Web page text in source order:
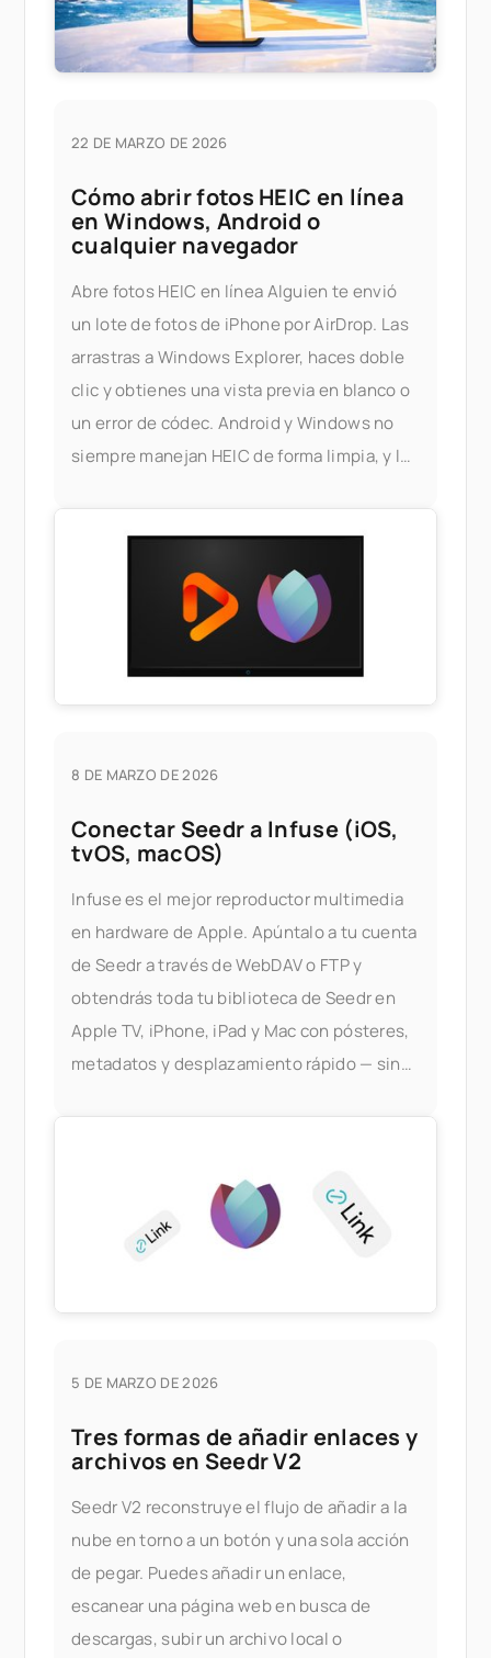
22 DE MARZO DE 2026
Cómo abrir fotos HEIC en línea
en Windows, Android o
cualquier navegador
Abre fotos HEIC en línea Alguien te envió
un lote de fotos de iPhone por AirDrop. Las
arrastras a Windows Explorer, haces doble
clic y obtienes una vista previa en blanco o
un error de códec. Android y Windows no
siempre manejan HEIC de forma limpia, y la
8 DE MARZO DE 2026
Conectar Seedr a Infuse (iOS,
tvOS, macOS)
Infuse es el mejor reproductor multimedia
en hardware de Apple. Apúntalo a tu cuenta
de Seedr a través de WebDAV o FTP y
obtendrás toda tu biblioteca de Seedr en
Apple TV, iPhone, iPad y Mac con pósteres,
metadatos y desplazamiento rápido — sin
5 DE MARZO DE 2026
Tres formas de añadir enlaces y
archivos en Seedr V2
Seedr V2 reconstruye el flujo de añadir a la
nube en torno a un botón y una sola acción
de pegar. Puedes añadir un enlace,
escanear una página web en busca de
descargas, subir un archivo local o